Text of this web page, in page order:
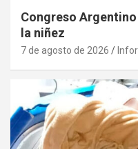
Congreso
la niñez
7 de agosto de 2026